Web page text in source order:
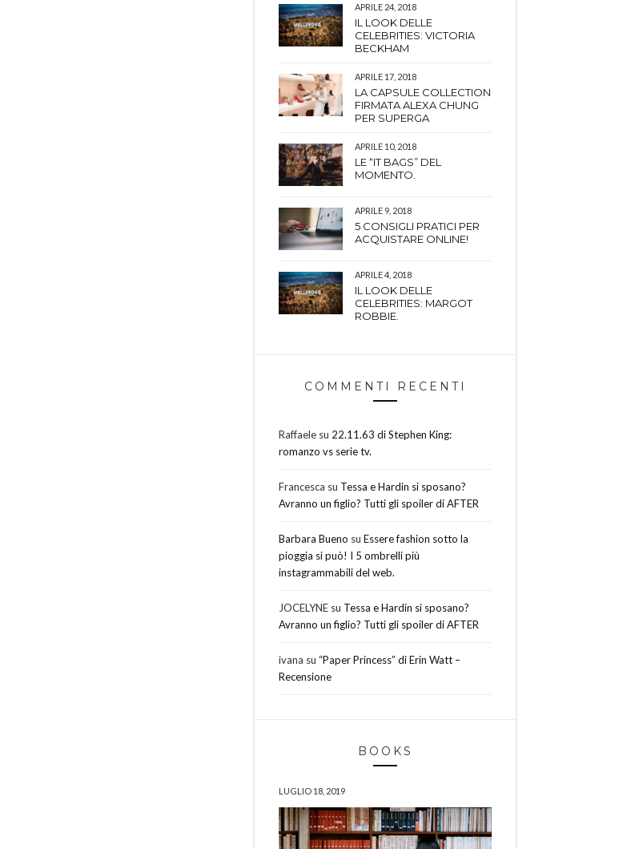
APRILE 24, 2018
IL LOOK DELLE
CELEBRITIES: VICTORIA
BECKHAM
APRILE 17, 2018
LA CAPSULE COLLECTION
FIRMATA ALEXA CHUNG
PER SUPERGA
APRILE 10, 2018
LE “IT BAGS” DEL
MOMENTO.
APRILE 9, 2018
5 CONSIGLI PRATICI PER
ACQUISTARE ONLINE!
APRILE 4, 2018
IL LOOK DELLE
CELEBRITIES: MARGOT
ROBBIE.
COMMENTI RECENTI
Raffaele su 22.11.63 di Stephen King:
romanzo vs serie tv.
Francesca su Tessa e Hardin si sposano?
Avranno un figlio? Tutti gli spoiler di AFTER
Barbara Bueno su Essere fashion sotto la
pioggia si può! I 5 ombrelli più
instagrammabili del web.
JOCELYNE su Tessa e Hardin si sposano?
Avranno un figlio? Tutti gli spoiler di AFTER
ivana su “Paper Princess” di Erin Watt –
Recensione
BOOKS
LUGLIO 18, 2019